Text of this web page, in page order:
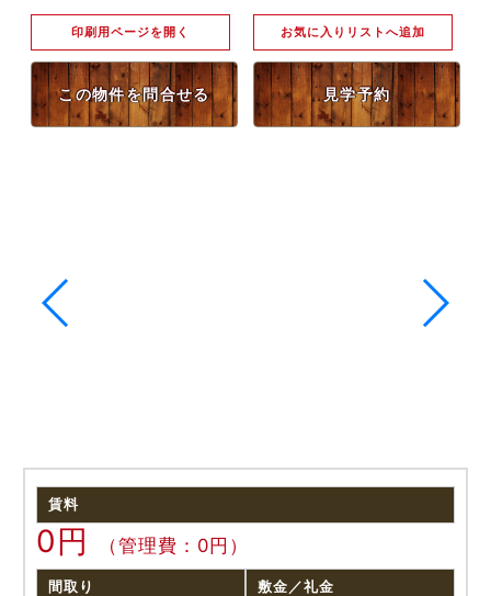
印刷用ページを開く お気に入りリストへ追加
この物件を問合せる 見学予約
賃料
0円 （管理費：0円）
間取り
敷金／礼金